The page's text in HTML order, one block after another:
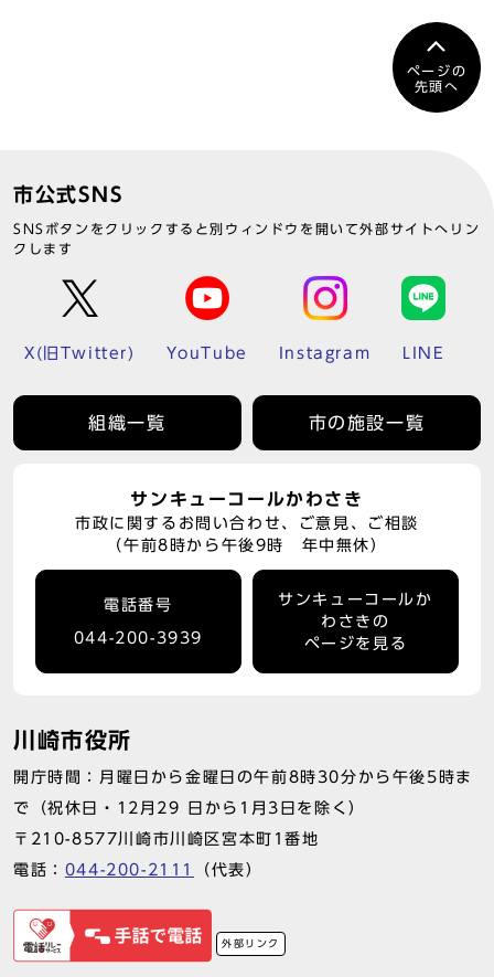
ページの
先頭へ
市公式SNS
SNSボタンをクリックすると別ウィンドウを開いて外部サイトへリン
クします
X(旧Twitter) YouTube Instagram LINE
組織一覧 市の施設一覧
サンキューコールかわさき
市政に関するお問い合わせ、ご意見、ご相談
（午前8時から午後9時 年中無休）
電話番号
044-200-3939
サンキューコールか
わさきの
ページを見る
川崎市役所
開庁時間：月曜日から金曜日の午前8時30分から午後5時ま
で（祝休日・12月29 日から1月3日を除く）
〒210-8577川崎市川崎区宮本町1番地
電話： 044-200-2111 （代表）
外部リンク